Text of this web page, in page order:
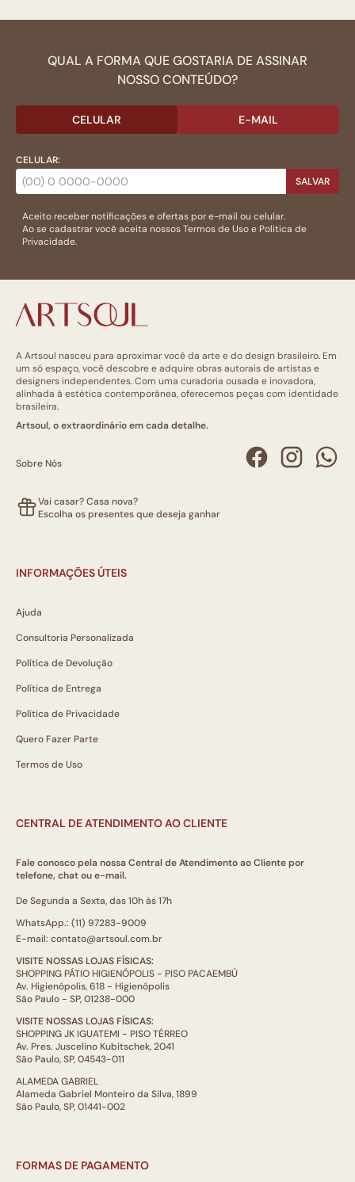
QUAL A FORMA QUE GOSTARIA DE ASSINAR
NOSSO CONTEÚDO?
CELULAR E-MAIL
CELULAR:
SALVAR
Aceito receber notificações e ofertas por e-mail ou celular.
Ao se cadastrar você aceita nossosTermos de Usoe Politica de
Privacidade.
A Artsoul nasceu para aproximar você da arte e do design brasileiro. Em
um só espaço, você descobre e adquire obras autorais de artistas e
designers independentes. Com uma curadoria ousada e inovadora,
alinhada à estética contemporânea, oferecemos peças com identidade
brasileira.
Artsoul, o extraordinário em cada detalhe.
Sobre Nós
Vai casar? Casa nova?
Escolha os presentes que deseja ganhar
INFORMAÇÕES ÚTEIS
Ajuda
Consultoria Personalizada
Política de Devolução
Política de Entrega
Política de Privacidade
Quero Fazer Parte
Termos de Uso
CENTRAL DE ATENDIMENTO AO CLIENTE
Fale conosco pela nossa Central de Atendimento ao Cliente por
telefone, chat ou e-mail.
De Segunda a Sexta, das 10h às 17h
WhatsApp.: (11) 97283-9009
E-mail: contato@artsoul.com.br
VISITE NOSSAS LOJAS FÍSICAS:
SHOPPING PÁTIO HIGIENÓPOLIS - PISO PACAEMBÚ
Av. Higienópolis, 618 - Higienópolis
São Paulo - SP, 01238-000
VISITE NOSSAS LOJAS FÍSICAS:
SHOPPING JK IGUATEMI - PISO TÉRREO
Av. Pres. Juscelino Kubitschek, 2041
São Paulo, SP, 04543-011
ALAMEDA GABRIEL
Alameda Gabriel Monteiro da Silva, 1899
São Paulo, SP, 01441-002
FORMAS DE PAGAMENTO